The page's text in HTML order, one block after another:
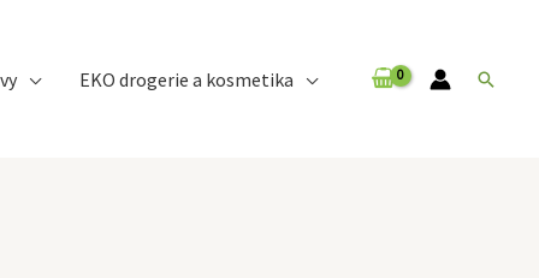
EKO drogerie a kosmetika Hledat